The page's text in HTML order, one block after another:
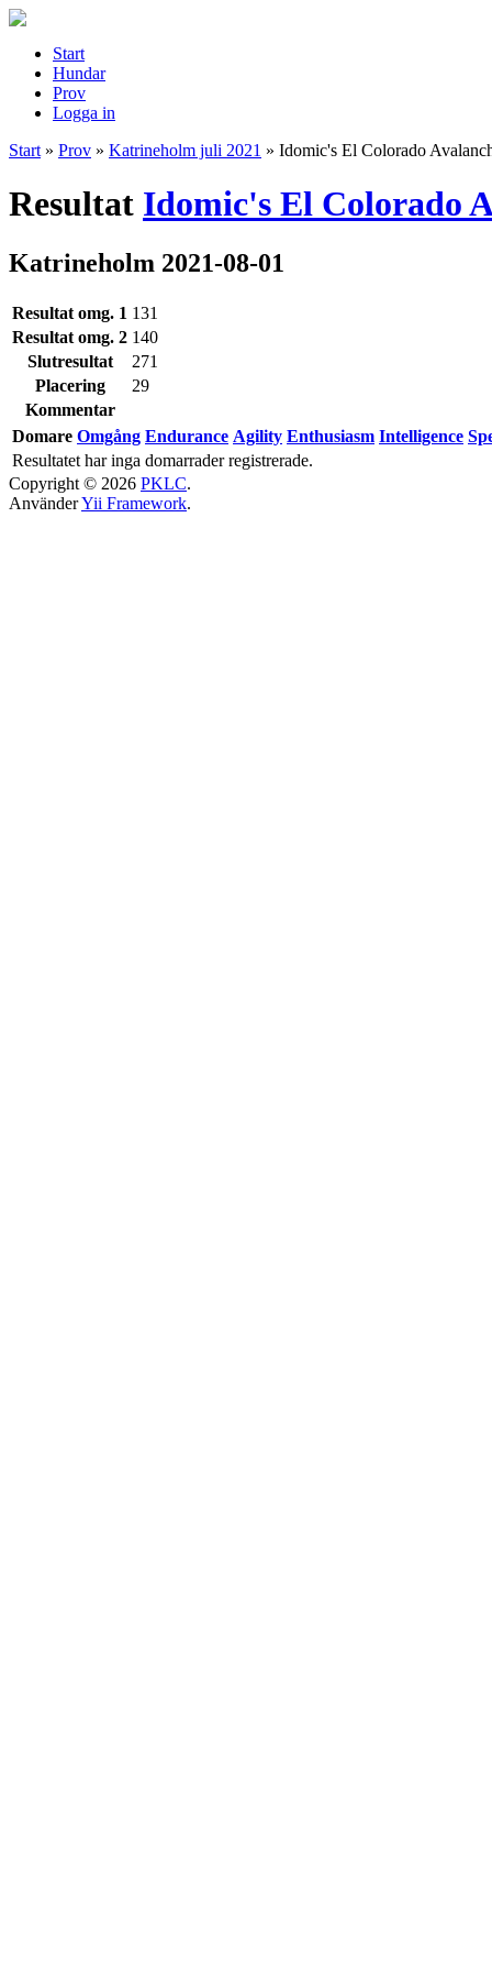
Start
Hundar
Prov
Logga in
Start » Prov » Katrineholm juli 2021 » Idomic's El Colorado
Resultat Idomic's El Colorado
Katrineholm 2021-08-01
Resultat omg. 1 131
Resultat omg. 2 140
Slutresultat
271
Placering
29
Kommentar
Domare Omgång Endurance Agility Enthusiasm Intelligence
Resultatet har inga domarrader registrerade.
Copyright © 2026 PKLC.
AnvänderYii Framework.